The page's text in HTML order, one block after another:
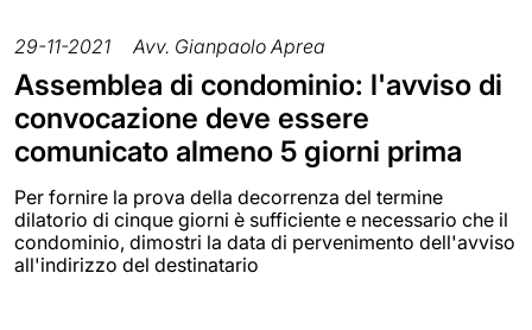
29-11-2021 Avv. Gianpaolo Aprea
Assemblea di condominio: l'avviso di
convocazione deve essere
comunicato almeno 5 giorni prima
Per fornire la prova della decorrenza del termine
dilatorio di cinque giorni è sufficiente e necessario che il
condominio, dimostri la data di pervenimento dell'avviso
all'indirizzo del destinatario